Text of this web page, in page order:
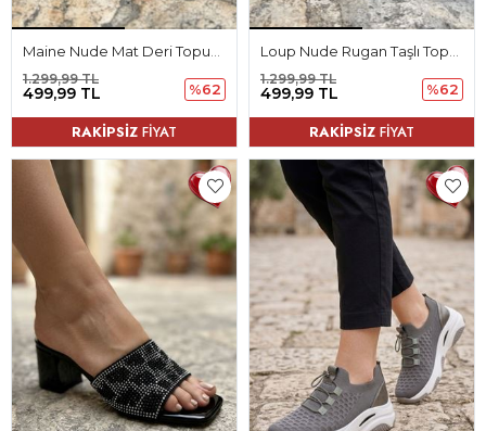
499,99 TL
1.299,99 TL
%62
RAKİPSİZ FİYAT
499,99 TL
1.299,99 TL
%62
RAKİPSİZ FİYAT